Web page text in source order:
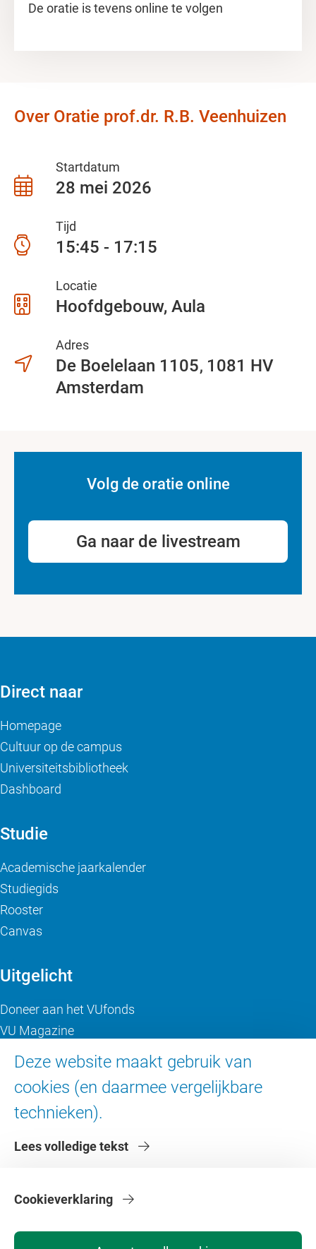
De oratie is tevens online te volgen
Over Oratie prof.dr. R.B. Veenhuizen
Startdatum
28 mei 2026
Tijd
15:45 - 17:15
Locatie
Hoofdgebouw, Aula
Adres
De Boelelaan 1105 1081 HV
Amsterdam
Volg de oratie online
Ga naar de livestream
Deze website maakt gebruik van
cookies (en daarmee vergelijkbare
technieken).
Lees volledige tekst
Cookieverklaring
Direct naar
Homepage
Cultuur op de campus
Universiteitsbibliotheek
Dashboard
Studie
Academische jaarkalender
Studiegids
Rooster
Canvas
Uitgelicht
Doneer aan het VUfonds
VU Magazine
Over de VU
Contact en route
Faculteiten